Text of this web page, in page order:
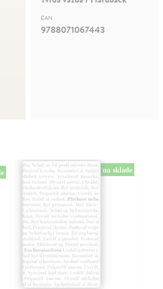
EAN
9788071067443
na sklade